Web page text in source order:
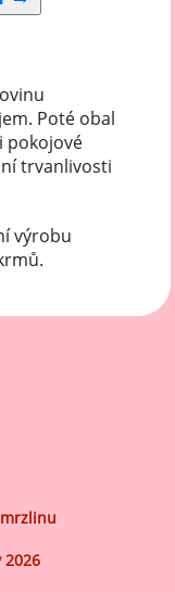
Poté obal
pokojové
trvanlivosti
výrobu
2026